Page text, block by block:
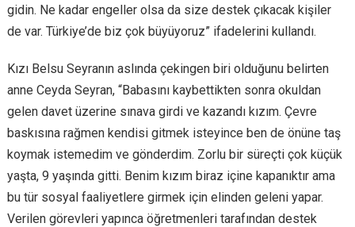
gidin. Ne kadar engeller olsa da size destek çıkacak kişiler
de var. Türkiye’de biz çok büyüyoruz” ifadelerini kullandı.
Kızı Belsu Seyranın aslında çekingen biri olduğunu belirten
anne Ceyda Seyran, “Babasını kaybettikten sonra okuldan
gelen davet üzerine sınava girdi ve kazandı kızım. Çevre
baskısına rağmen kendisi gitmek isteyince ben de önüne taş
koymak istemedim ve gönderdim. Zorlu bir süreçti çok küçük
yaşta, 9 yaşında gitti. Benim kızım biraz içine kapanıktır ama
bu tür sosyal faaliyetlere girmek için elinden geleni yapar.
Verilen görevleri yapınca öğretmenleri tarafından destek